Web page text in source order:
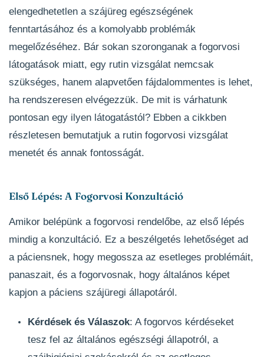
elengedhetetlen a szájüreg egészségének
fenntartásához és a komolyabb problémák
megelőzéséhez. Bár sokan szoronganak a fogorvosi
látogatások miatt, egy rutin vizsgálat nemcsak
szükséges, hanem alapvetően fájdalommentes is lehet,
ha rendszeresen elvégezzük. De mit is várhatunk
pontosan egy ilyen látogatástól? Ebben a cikkben
részletesen bemutatjuk a rutin fogorvosi vizsgálat
menetét és annak fontosságát.
Első Lépés: A Fogorvosi Konzultáció
Amikor belépünk a fogorvosi rendelőbe, az első lépés
mindig a konzultáció. Ez a beszélgetés lehetőséget ad
a páciensnek, hogy megossza az esetleges problémáit,
panaszait, és a fogorvosnak, hogy általános képet
kapjon a páciens szájüregi állapotáról.
Kérdések és Válaszok: A fogorvos kérdéseket
tesz fel az általános egészségi állapotról, a